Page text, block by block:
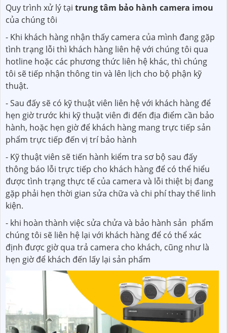
Quy trình xử lý tại trung tâm bảo hành camera imou
của chúng tôi
- Khi khách hàng nhận thấy camera của mình đang gặp
tình trạng lỗi thì khách hàng liên hệ với chúng tôi qua
hotline hoặc các phương thức liên hệ khác, thì chúng
tôi sẽ tiếp nhận thông tin và lên lịch cho bộ phận kỹ
thuật.
- Sau đấy sẽ có kỹ thuật viên liên hệ với khách hàng để
hẹn giờ trước khi kỹ thuật viên đi đến địa điểm cần bảo
hành, hoặc hẹn giờ để khách hàng mang trực tiếp sản
phẩm trực tiếp đến vị trí bảo hành
- Kỹ thuật viên sẽ tiến hành kiểm tra sơ bộ sau đấy
thông báo lỗi trực tiếp cho khách hàng để có thể hiểu
được tình trạng thực tế của camera và lỗi thiệt bị đang
gặp phải hẹn thời gian sửa chữa và chi phí thay thế linh
kiện.
- khi hoàn thành việc sửa chửa và bảo hành sản phẩm
chúng tôi sẽ liên hệ lại với khách hàng để có thể xác
định được giờ qua trả camera cho khách, cũng như là
hẹn giờ để khách đến lấy lại sản phẩm